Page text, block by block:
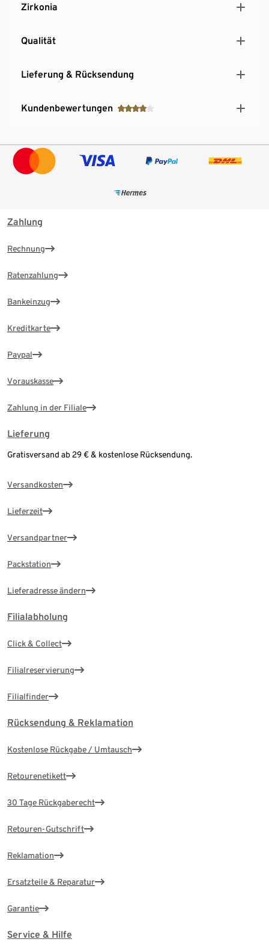
Zirkonia
Qualität
Lieferung & Rücksendung
Kundenbewertungen
Zahlung
Rechnung
Ratenzahlung
Bankeinzug
Kreditkarte
Paypal
Vorauskasse
Zahlung in der Filiale
Lieferung
Gratisversand ab 29 € & kostenlose Rücksendung.
Versandkosten
Lieferzeit
Versandpartner
Packstation
Lieferadresse ändern
Filialabholung
Click & Collect
Filialreservierung
Filialfinder
Rücksendung & Reklamation
Kostenlose Rückgabe / Umtausch
Retourenetikett
30 Tage Rückgaberecht
Retouren-Gutschrift
Reklamation
Ersatzteile & Reparatur
Garantie
Service & Hilfe